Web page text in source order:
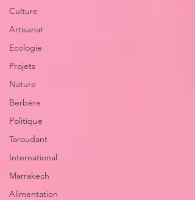
Culture
Artisanat
Ecologie
Projets
Nature
Berbère
Politique
Taroudant
International
Marrakech
Alimentation